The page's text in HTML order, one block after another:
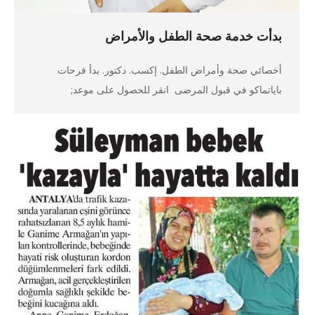
بدأت خدمة صحة الطفل والأمراض
أخصائي صحة وأمراض الطفل. إكسب. دكتور. بدأ فرحات
باياتماكو في قبول المرضى انقر للحصول على موعد;